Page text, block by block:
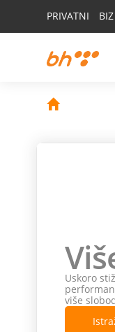
PRIVATNI
Uskoro
više